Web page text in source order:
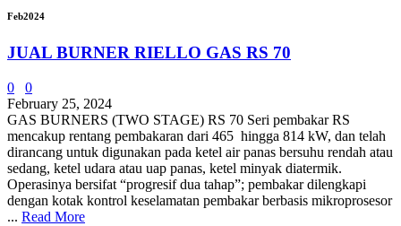
Feb2024
JUAL BURNER RIELLO GAS RS 70
0
0
February 25, 2024
GAS BURNERS (TWO STAGE) RS 70 Seri pembakar RS
mencakup rentang pembakaran dari 465 hingga 814 kW, dan telah
dirancang untuk digunakan pada ketel air panas bersuhu rendah atau
sedang, ketel udara atau uap panas, ketel minyak diatermik.
Operasinya bersifat “progresif dua tahap”; pembakar dilengkapi
dengan kotak kontrol keselamatan pembakar berbasis mikroprosesor
... Read More